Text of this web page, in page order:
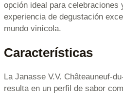
opción ideal para
experiencia de degustación
mundo vinícola.
Características
La Janasse V.V. Châteauneuf-
resulta en un perfil de sabor